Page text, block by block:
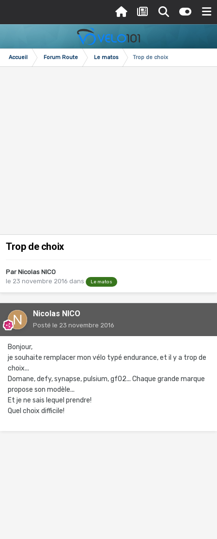
Accueil Forum Route Le matos Trop de choix
Trop de choix
Par Nicolas NICO
le 23 novembre 2016 dans Le matos
Nicolas NICO
Posté le 23 novembre 2016
Bonjour,
je souhaite remplacer mon vélo typé endurance, et il y a trop de
choix...
Domane, defy, synapse, pulsium, gf02... Chaque grande marque
propose son modèle...
Et je ne sais lequel prendre!
Quel choix difficile!